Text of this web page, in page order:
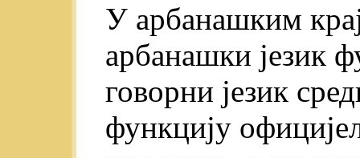
У арбанашким
арбанашки језик
говорни језик
функцију